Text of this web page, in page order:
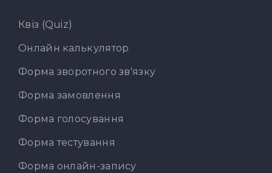
Квіз (Quiz)
Онлайн калькулятор
Форма зворотного зв'язку
Форма замовлення
Форма голосування
Форма тестування
Форма онлайн-запису